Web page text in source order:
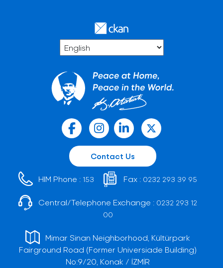
Contact Us
HIM Phone : 153 Fax : 0232 293 39 95
Central/Telephone Exchange : 0232 293 12
00
Mimar Sinan Neighborhood, Kültürpark
Fairground Road (Former Universiade Building)
No:9/20, Konak / İZMİR